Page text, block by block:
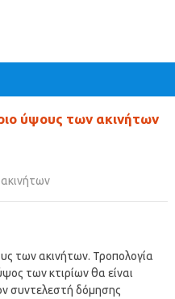
ύψους των ακινήτων
των ακινήτων. Τροπολογία
των κτιρίων θα είναι
συντελεστή δόμησης